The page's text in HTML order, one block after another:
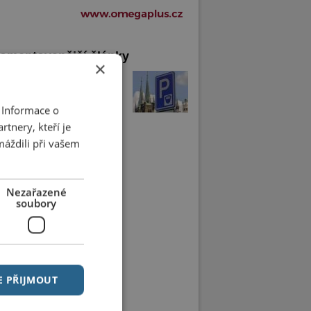
články
×
o
kteří je
při vašem
Nezařazené
soubory
PŘIJMOUT